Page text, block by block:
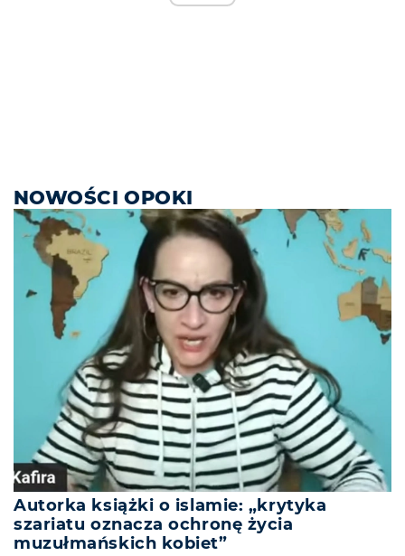
NOWOŚCI OPOKI
Autorka książki o islamie: „krytyka
szariatu oznacza ochronę życia
muzułmańskich kobiet”